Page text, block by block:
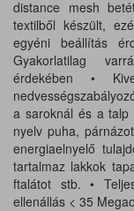
distance mesh
textilből készült,
egyéni beállítás
Gyakorlatilag
érdekében •
a saroknál és a talp
nyelv puha,
energiaelnyelő
tartalmaz lakkok
ftalátot stb. •
ellenállás < 35